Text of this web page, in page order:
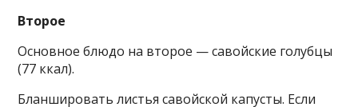
Второе
Основное блюдо на второе — савойские голубцы
(77 ккал).
Бланшировать листья савойской капусты. Если